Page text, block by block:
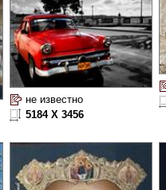
не известно
5184 X 3456